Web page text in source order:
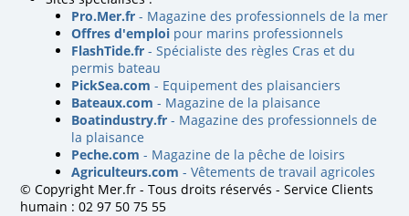
Pro.Mer.fr - Magazine des professionnels de la mer
Offres d'emploi pour marins professionnels
FlashTide.fr - Spécialiste des règles Cras et du
permis bateau
PickSea.com - Equipement des plaisanciers
Bateaux.com - Magazine de la plaisance
Boatindustry.fr - Magazine des professionnels de
la plaisance
Peche.com - Magazine de la pêche de loisirs
Agriculteurs.com - Vêtements de travail agricoles
© Copyright Mer.fr - Tous droits réservés - Service Clients
humain : 02 97 50 75 55